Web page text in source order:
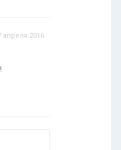
апреля 2016